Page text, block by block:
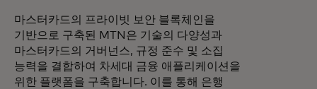
마스터카드의 프라이빗 보안 블록체인을
기반으로 구축된 MTN은 기술의 다양성과
마스터카드의 거버넌스, 규정 준수 및 소집
능력을 결합하여 차세대 금융 애플리케이션을
위한 플랫폼을 구축합니다. 이를 통해 은행